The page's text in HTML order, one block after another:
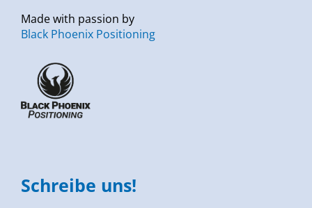
Made with passion by
Black Phoenix Positioning
Schreibe uns!